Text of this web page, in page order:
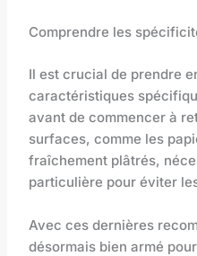
Comprendre les
Il est crucial de prendre
caractéristiques
avant de commencer à
surfaces, comme les
fraîchement plâtrés,
particulière pour éviter
Avec ces dernières
désormais bien armé